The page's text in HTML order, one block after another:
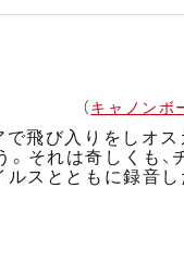
（キャノンボ
で飛び入りをしオ
それは奇しくも、
スとともに録音し